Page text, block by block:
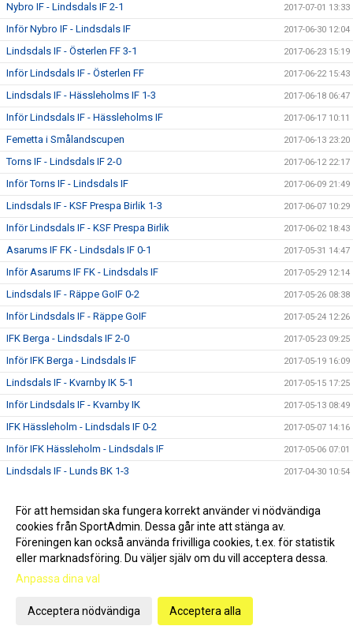
Nybro IF - Lindsdals IF 2-1 2017-07-01 13:33
Inför Nybro IF - Lindsdals IF 2017-06-30 12:04
Lindsdals IF - Österlen FF 3-1 2017-06-23 15:19
Inför Lindsdals IF - Österlen FF 2017-06-22 15:43
Lindsdals IF - Hässleholms IF 1-3 2017-06-18 06:47
Inför Lindsdals IF - Hässleholms IF 2017-06-17 10:11
Femetta i Smålandscupen 2017-06-13 23:20
Torns IF - Lindsdals IF 2-0 2017-06-12 22:17
Inför Torns IF - Lindsdals IF 2017-06-09 21:49
Lindsdals IF - KSF Prespa Birlik 1-3 2017-06-07 10:29
Inför Lindsdals IF - KSF Prespa Birlik 2017-06-02 18:43
Asarums IF FK - Lindsdals IF 0-1 2017-05-31 14:47
Inför Asarums IF FK - Lindsdals IF 2017-05-29 12:14
Lindsdals IF - Räppe GoIF 0-2 2017-05-26 08:38
Inför Lindsdals IF - Räppe GoIF 2017-05-24 12:26
IFK Berga - Lindsdals IF 2-0 2017-05-23 09:25
Inför IFK Berga - Lindsdals IF 2017-05-19 16:09
Lindsdals IF - Kvarnby IK 5-1 2017-05-15 17:25
Inför Lindsdals IF - Kvarnby IK 2017-05-13 08:49
IFK Hässleholm - Lindsdals IF 0-2 2017-05-07 14:16
Inför IFK Hässleholm - Lindsdals IF 2017-05-06 07:01
Lindsdals IF - Lunds BK 1-3 2017-04-30 10:54
IFK Malmö FK - Lindsdals IF 1-2 2017-04-22 16:51
Inför IFK Malmö FK - Lindsdals IF 2017-04-21 21:39
Lindsdals IF - Nybro IF 2-0 2017-04-15 12:55
Inför Lindsdals IF - Nybro IF
Nytt och gammalt i 2017-års spelartrupp
För att hemsidan ska fungera korrekt använder vi nödvändiga
cookies från SportAdmin. Dessa går inte att stänga av.
Föreningen kan också använda frivilliga cookies, t.ex. för statistik
eller marknadsföring. Du väljer själv om du vill acceptera dessa.
Anpassa dina val
Acceptera nödvändiga Acceptera alla